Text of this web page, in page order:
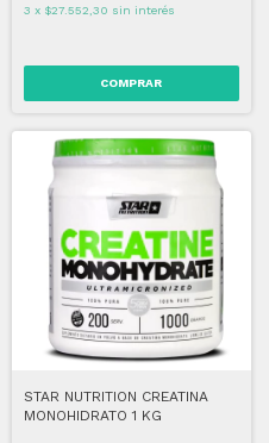
3 x $27.552,30 sin interés
STAR NUTRITION CREATINA
MONOHIDRATO 1 KG